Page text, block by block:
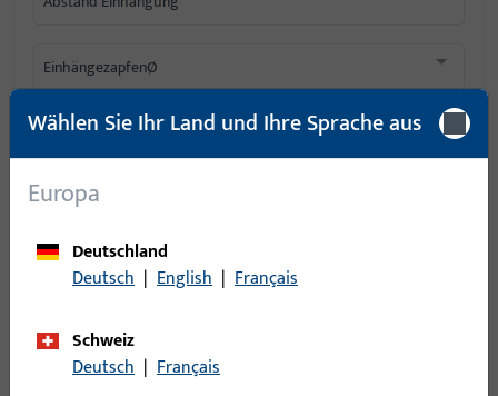
EinhängezapfenØ
Schema
6-29349-02-L-8 |
Wählen Sie Ihr Land und Ihre Sprache aus
Europa
Deutschland
Deutsch | English | Français
Schweiz
Deutsch | Français